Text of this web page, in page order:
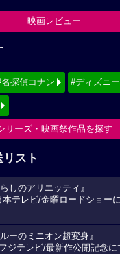
映画レビュー
探偵コナン #ディズニー
リーズ・映画祭作品を探す
スト
らしのアリエッティ』
本テレビ/金曜ロードショー
ルーのミニオン超変身』
ジテレビ/最新作公開記念に